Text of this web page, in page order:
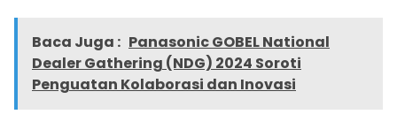
Baca Juga : Panasonic GOBEL National
Dealer Gathering (NDG) 2024 Soroti
Penguatan Kolaborasi dan Inovasi